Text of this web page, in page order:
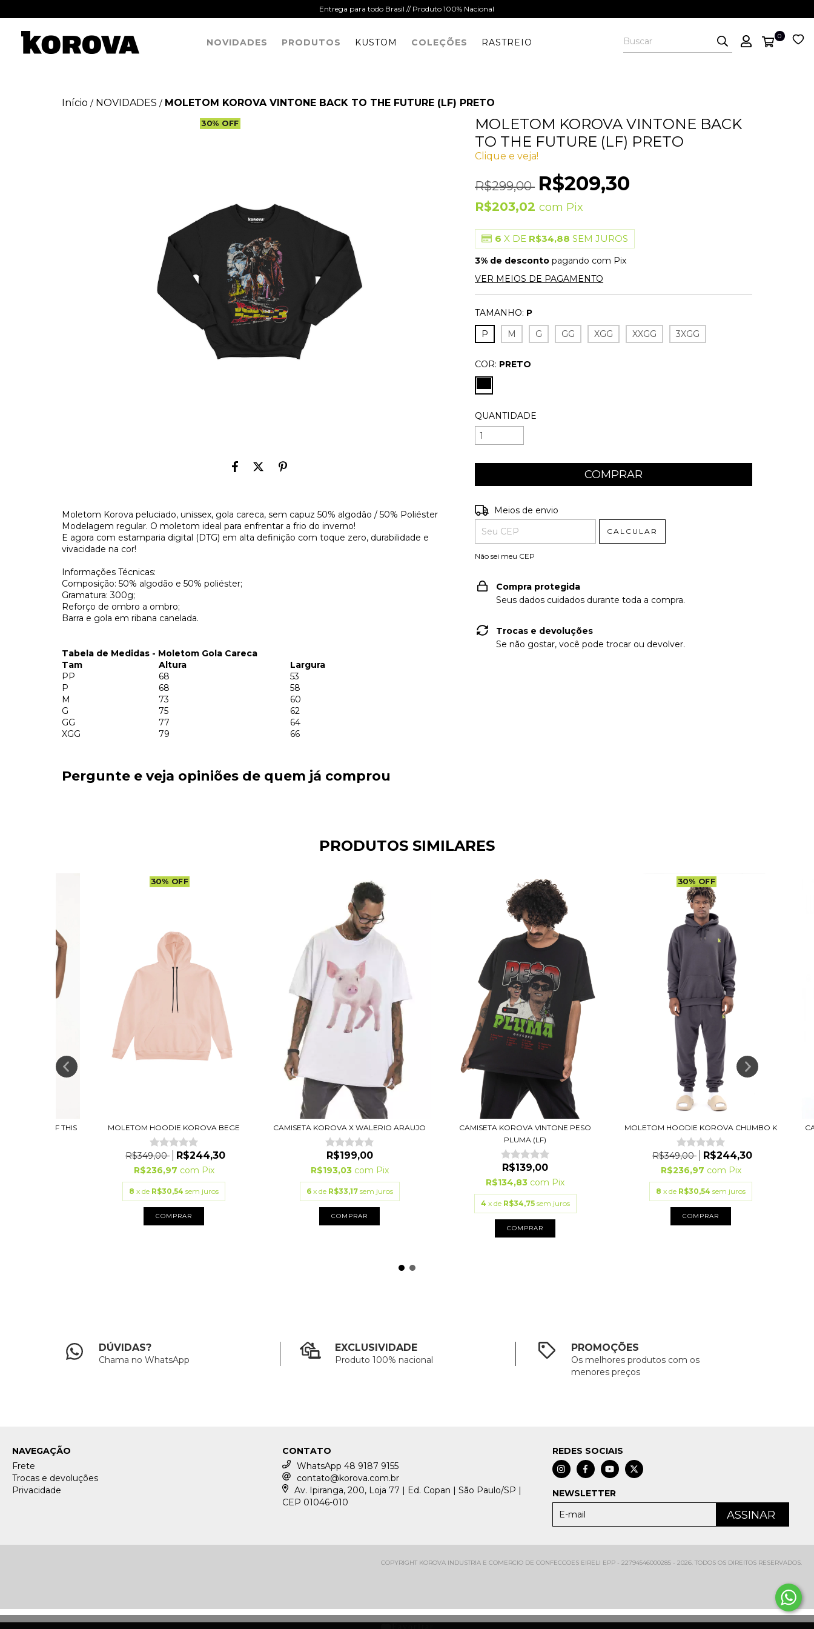
Entrega para todo Brasil // Produto 100% Nacional
NOVIDADES PRODUTOS KUSTOM COLEÇÕES RASTREIO
0
Início / NOVIDADES / MOLETOM KOROVA VINTONE BACK TO THE FUTURE (LF) PRETO
30% OFF
Moletom Korova peluciado, unissex, gola careca, sem capuz 50% algodão / 50% Poliéster
Modelagem regular. O moletom ideal para enfrentar a frio do inverno!
E agora com estamparia digital (DTG) em alta definição com toque zero, durabilidade e
vivacidade na cor!
Informações Técnicas:
Composição: 50% algodão e 50% poliéster;
Gramatura: 300g;
Reforço de ombro a ombro;
Barra e gola em ribana canelada.
Tabela de Medidas - Moletom Gola Careca
Tam
Altura
Largura
PP
68
53
P
68
58
M
73
60
G
75
62
GG
77
64
XGG
79 66
MOLETOM KOROVA VINTONE BACK
TO THE FUTURE (LF) PRETO
Clique e veja!
R$299,00 R$209,30
R$203,02com Pix
6 X DE R$34,88 SEM JUROS
3% de desconto pagando com Pix
VER MEIOS DE PAGAMENTO
TAMANHO: P
P
M G GG XGG XXGG 3XGG
COR: PRETO
QUANTIDADE
Entregas para o CEP:
Meios de envio
CALCULAR
Não sei meu CEP
Compra protegida
Seus dados cuidados durante toda a compra.
Trocas e devoluções
Se não gostar, você pode trocar ou devolver.
Pergunte e veja opiniões de quem já comprou
PRODUTOS SIMILARES
OUT OF THIS
30% OFF
MOLETOM HOODIE KOROVA BEGE
R$349,00 R$244,30
R$236,97 com Pix
8 x de R$30,54 sem juros
COMPRAR
CAMISETA KOROVA X WALERIO ARAUJO
R$199,00
R$193,03 com Pix
6 x de R$33,17 sem juros
COMPRAR
CAMISETA KOROVA VINTONE PESO
PLUMA (LF)
R$139,00
R$134,83 com Pix
4 x de R$34,75 sem juros
COMPRAR
30% OFF
MOLETOM HOODIE KOROVA CHUMBO K
R$349,00 R$244,30
R$236,97 com Pix
8 x de R$30,54 sem juros
COMPRAR
DÚVIDAS?
Chama no WhatsApp
EXCLUSIVIDADE
Produto 100% nacional
PROMOÇÕES
Os melhores produtos com os
menores preços
NAVEGAÇÃO
Frete
Trocas e devoluções
Privacidade
CONTATO
WhatsApp 48 9187 9155
contato@korova.com.br
Av. Ipiranga, 200, Loja 77 | Ed. Copan | São Paulo/SP |
CEP 01046-010
REDES SOCIAIS
NEWSLETTER
COPYRIGHT KOROVA INDUSTRIA E COMERCIO DE CONFECCOES EIRELI EPP - 22794546000285 - 2026. TODOS OS DIREITOS RESERVADOS.